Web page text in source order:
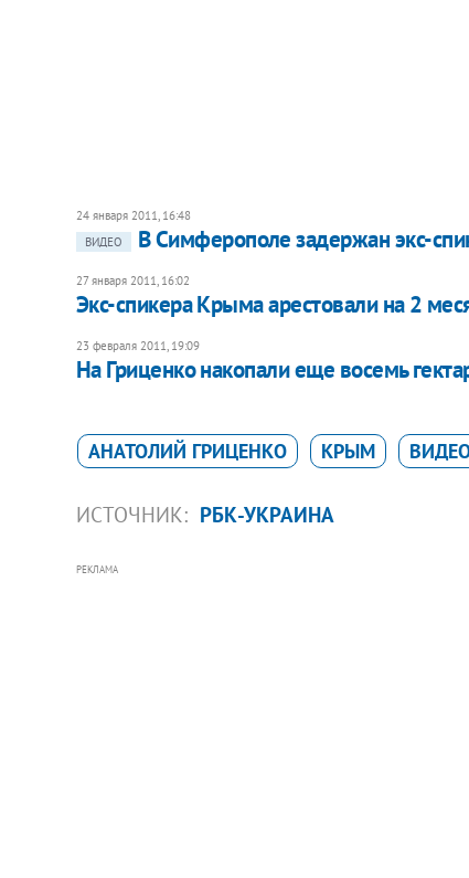
24 января 2011, 16:48
ВИДЕО
В Симферополе задержан экс-
27 января 2011, 16:02
Экс-спикера Крыма арестовали на 2
23 февраля 2011, 19:09
На Гриценко накопали еще восемь
АНАТОЛИЙ ГРИЦЕНКО КРЫМ
ИСТОЧНИК: РБК-УКРАИНА
РЕКЛАМА